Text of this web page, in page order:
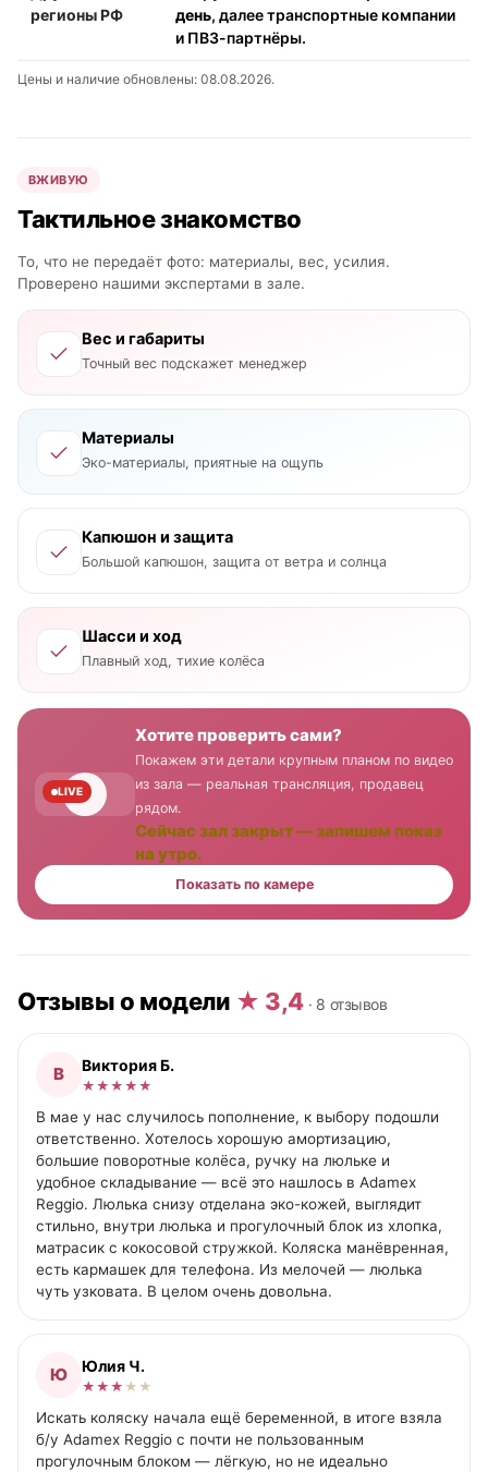
регионы РФ
день, далее транспортные компании
и ПВЗ-партнёры.
Цены и наличие обновлены: 08.08.2026.
ВЖИВУЮ
Тактильное знакомство
То, что не передаёт фото: материалы, вес, усилия.
Проверено нашими экспертами в зале.
Вес и габариты
Точный вес подскажет менеджер
Материалы
Эко-материалы, приятные на ощупь
Капюшон и защита
Большой капюшон, защита от ветра и солнца
Шасси и ход
Плавный ход, тихие колёса
LIVE
Хотите проверить сами?
Покажем эти детали крупным планом по видео
из зала — реальная трансляция, продавец
рядом.
Сейчас зал закрыт — запишем показ
на утро.
Показать по камере
Отзывы о модели ★ 3,4 · 8 отзывов
В Виктория Б.
★ ★ ★ ★ ★
В мае у нас случилось пополнение, к выбору подошли
ответственно. Хотелось хорошую амортизацию,
большие поворотные колёса, ручку на люльке и
удобное складывание — всё это нашлось в Adamex
Reggio. Люлька снизу отделана эко-кожей, выглядит
стильно, внутри люлька и прогулочный блок из хлопка,
матрасик с кокосовой стружкой. Коляска манёвренная,
есть кармашек для телефона. Из мелочей — люлька
чуть узковата. В целом очень довольна.
Ю Юлия Ч.
★ ★ ★ ★ ★
Искать коляску начала ещё беременной, в итоге взяла
б/у Adamex Reggio с почти не пользованным
прогулочным блоком — лёгкую, но не идеально